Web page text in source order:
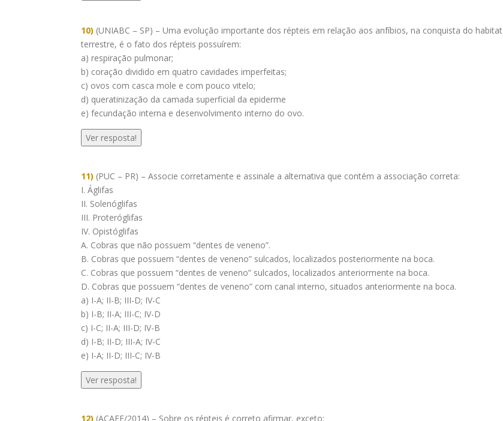
10) (UNIABC – SP) – Uma evolução importante dos répteis em relação aos anfíbios, na conquista do habitat
terrestre, é o fato dos répteis possuírem:
a) respiração pulmonar;
b) coração dividido em quatro cavidades imperfeitas;
c) ovos com casca mole e com pouco vitelo;
d) queratinização da camada superficial da epiderme
e) fecundação interna e desenvolvimento interno do ovo.
Ver resposta!
11) (PUC – PR) – Associe corretamente e assinale a alternativa que contém a associação correta:
I. Áglifas
II. Solenóglifas
III. Proteróglifas
IV. Opistóglifas
A. Cobras que não possuem “dentes de veneno”.
B. Cobras que possuem “dentes de veneno” sulcados, localizados posteriormente na boca.
C. Cobras que possuem “dentes de veneno” sulcados, localizados anteriormente na boca.
D. Cobras que possuem “dentes de veneno” com canal interno, situados anteriormente na boca.
a) I-A; II-B; III-D; IV-C
b) I-B; II-A; III-C; IV-D
c) I-C; II-A; III-D; IV-B
d) I-B; II-D; III-A; IV-C
e) I-A; II-D; III-C; IV-B
Ver resposta!
12) (ACAFE/2014) – Sobre os répteis é correto afirmar, exceto: